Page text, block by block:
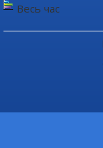
Весь час